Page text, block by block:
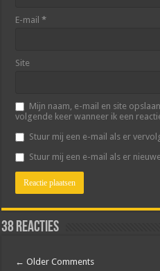
E-mail*
Site
Mijn naam, e-mail en site
volgende keer wanneer ik een
Stuur mij een e-mail als er
Stuur mij een e-mail als er
38 reacties
← Older Comments